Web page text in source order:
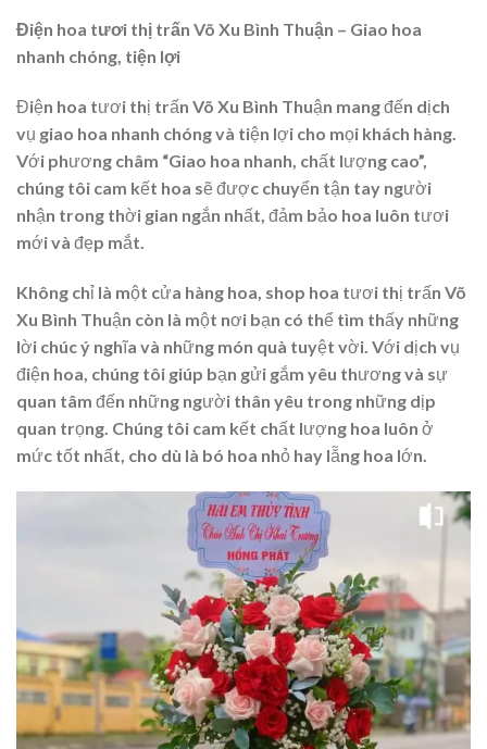
Điện hoa tươi thị trấn Võ Xu Bình Thuận – Giao hoa
nhanh chóng, tiện lợi
Điện hoa tươi thị trấn Võ Xu Bình Thuận mang đến dịch
vụ giao hoa nhanh chóng và tiện lợi cho mọi khách hàng.
Với phương châm “Giao hoa nhanh, chất lượng cao”,
chúng tôi cam kết hoa sẽ được chuyển tận tay người
nhận trong thời gian ngắn nhất, đảm bảo hoa luôn tươi
mới và đẹp mắt.
Không chỉ là một cửa hàng hoa, shop hoa tươi thị trấn Võ
Xu Bình Thuận còn là một nơi bạn có thể tìm thấy những
lời chúc ý nghĩa và những món quà tuyệt vời. Với dịch vụ
điện hoa, chúng tôi giúp bạn gửi gắm yêu thương và sự
quan tâm đến những người thân yêu trong những dịp
quan trọng. Chúng tôi cam kết chất lượng hoa luôn ở
mức tốt nhất, cho dù là bó hoa nhỏ hay lẵng hoa lớn.